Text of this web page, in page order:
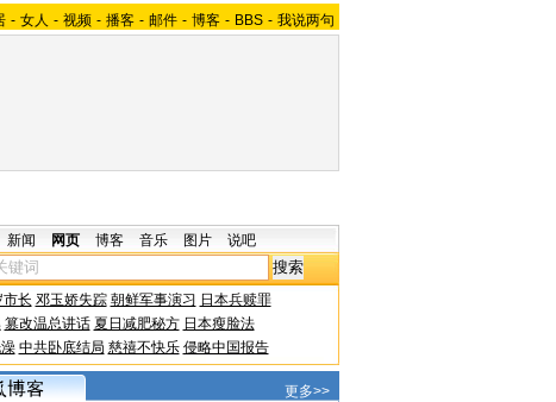
- 女人 - 视频 - 播客 - 邮件 - 博客 - BBS - 我说两句
新闻 网页 博客 音乐 图片 说吧
长 邓玉娇失踪 朝鲜军事演习 日本兵赎罪
篡改温总讲话 夏日减肥秘方 日本瘦脸法
中共卧底结局 慈禧不快乐 侵略中国报告
更多>>